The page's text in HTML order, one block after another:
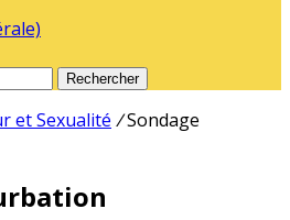
Rechercher
et Sexualité /Sondage